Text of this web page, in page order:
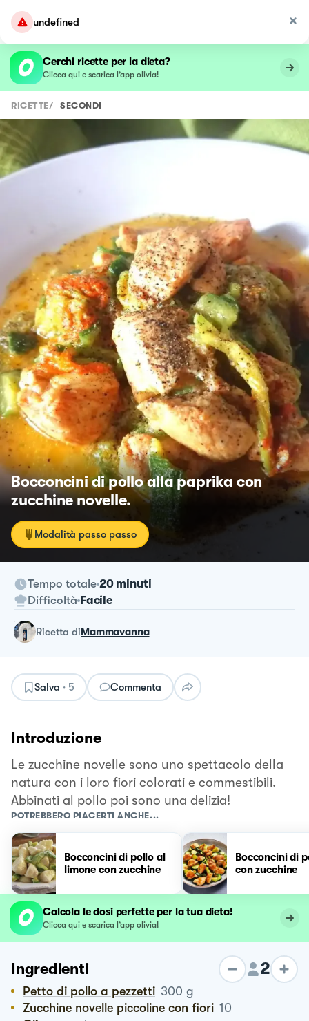
undefined
Cerchi ricette per la dieta?
Clicca qui e scarica l’app olivia!
RICETTE/ SECONDI
Bocconcini di pollo alla paprika con
zucchine novelle.
Modalità passo passo
Tempo totale 20 minuti
Difficoltà Facile
ricetta diMammavanna
Salva · 5 Commenta
Introduzione
Le zucchine novelle sono uno spettacolo della
natura con i loro fiori colorati e commestibili.
Abbinati al pollo poi sono una delizia!
POTREBBERO PIACERTI ANCHE...
Bocconcini di pollo al
limone con zucchine
Bocconcini di
con zucchine
Calcola le dosi perfette per la tua dieta!
Clicca qui e scarica l’app olivia!
Ingredienti 2
Petto di pollo a pezzetti 300 g
Zucchine novelle piccoline con fiori 10